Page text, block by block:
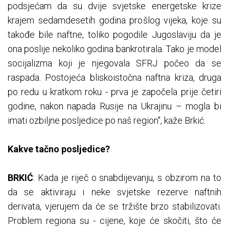
podsjećam da su dvije svjetske energetske krize
krajem sedamdesetih godina prošlog vijeka, koje su
takođe bile naftne, toliko pogodile Jugoslaviju da je
ona poslije nekoliko godina bankrotirala. Tako je model
socijalizma koji je njegovala SFRJ počeo da se
raspada. Postojeća bliskoistočna naftna kriza, druga
po redu u kratkom roku - prva je započela prije četiri
godine, nakon napada Rusije na Ukrajinu – mogla bi
imati ozbiljne posljedice po naš region", kaže Brkić.
Kakve tačno posljedice?
BRKIĆ: Kada je riječ o snabdijevanju, s obzirom na to
da se aktiviraju i neke svjetske rezerve naftnih
derivata, vjerujem da će se tržište brzo stabilizovati.
Problem regiona su - cijene, koje će skočiti, što će